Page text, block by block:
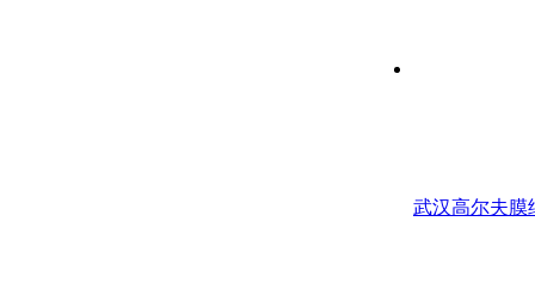
武汉高尔夫